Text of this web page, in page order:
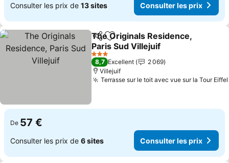
Consulter les prix de 13 sites Consulter les prix
PartagerAjouter à mes favoris
The Originals Residence,
Paris Sud Villejuif
3 Étoiles
8,7 Excellent
2 069
Villejuif
Terrasse sur le toit avec vue sur la Tour Eiffel
De 57 €
Consulter les prix de 6 sites Consulter les prix